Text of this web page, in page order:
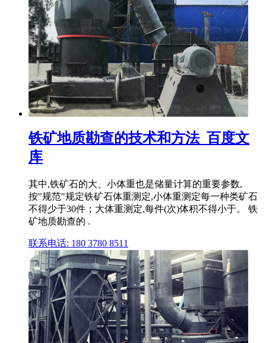
铁矿地质勘查的技术和方法_百度文
库
其中,铁矿石的大、小体重也是储量计算的重要参数,
按"规范"规定铁矿石体重测定,小体重测定每一种类矿石
不得少于30件；大体重测定,每件(次)体积不得小于。 铁
矿地质勘查的 .
联系电话: 180 3780 8511